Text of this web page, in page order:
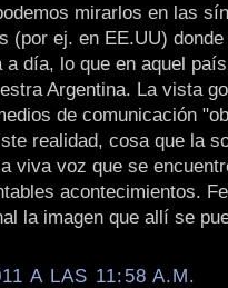
mirarlos en las
(por ej. en EE.UU)
a día, lo que en aquel
Argentina. La vista
de comunicación
realidad, cosa que la
viva voz que se
acontecimientos.
la imagen que allí se
A LAS 11:58 A.M.